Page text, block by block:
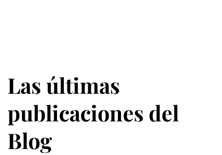
Las últimas
publicaciones del
Blog